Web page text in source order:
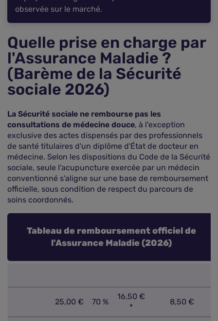
observée sur le marché.
Quelle prise en charge par
l'Assurance Maladie ?
(Barème de la Sécurité
sociale 2026)
La Sécurité sociale ne rembourse pas les
consultations de médecine douce, à l'exception
exclusive des actes dispensés par des professionnels
de santé titulaires d'un diplôme d'État de docteur en
médecine. Selon les dispositions du Code de la Sécurité
sociale, seule l'acupuncture exercée par un médecin
conventionné s'aligne sur une base de remboursement
officielle, sous condition de respect du parcours de
soins coordonnés.
Tableau de remboursement officiel de
l'Assurance Maladie (2026)
25,00 € 70 %
16,50 €
*
8,50 €